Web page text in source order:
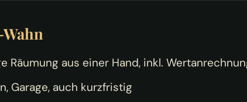
Räumung aus einer Hand, inkl.
Garage, auch kurzfristig